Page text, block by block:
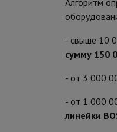
- свыше 10
сумму 150
- от 3 000
- от 1 000
линейки